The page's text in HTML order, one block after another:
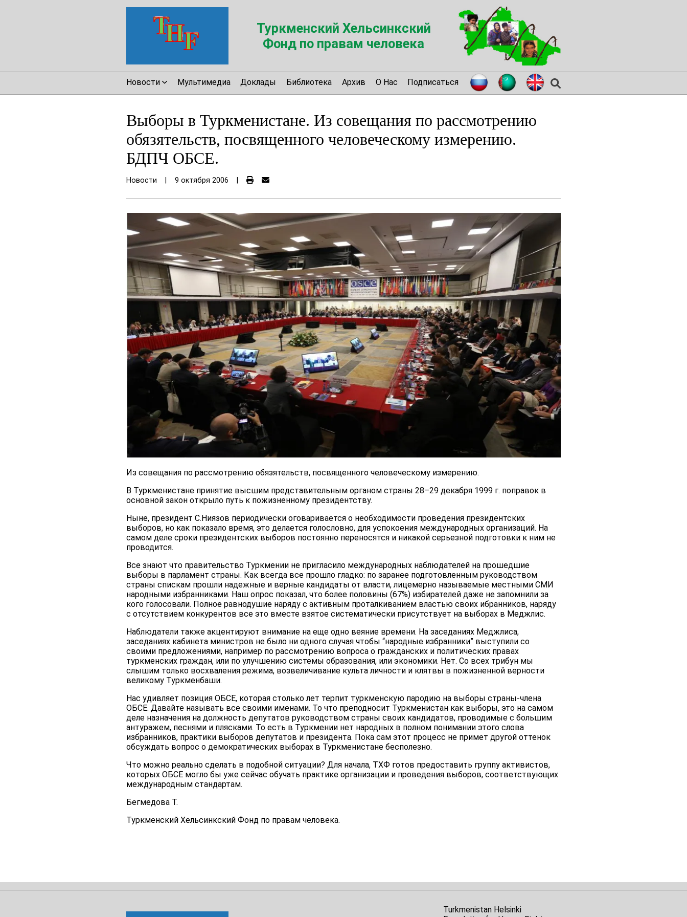
Туркменский Хельсинкский
Фонд по правам человека
Новости Мультимедиа Доклады Библиотека Архив О Нас Подписаться
Выборы в Туркменистане. Из совещания по рассмотрению
обязятельств, посвященного человеческому измерению.
БДПЧ ОБСЕ.
Новости 9 октября 2006
Из совещания по рассмотрению обязятельств, посвященного человеческому измерению.
В Туркменистане принятие высшим представительным органом страны 28–29 декабря 1999 г. поправок в
основной закон открыло путь к пожизненному президентству.
Ныне, президент С.Ниязов периодически оговаривается о необходимости проведения президентских
выборов, но как показало время, это делается голословно, для успокоения международных организаций. На
самом деле сроки президентских выборов постоянно переносятся и никакой серьезной подготовки к ним не
проводится.
Все знают что правительство Туркмении не пригласило международных наблюдателей на прошедшие
выборы в парламент страны. Как всегда все прошло гладко: по заранее подготовленным руководством
страны спискам прошли надежные и верные кандидаты от власти, лицемерно называемые местными СМИ
народными избранниками. Наш опрос показал, что более половины (67%) избирателей даже не запомнили за
кого голосовали. Полное равнодушие наряду с активным проталкиванием властью своих ибранников, наряду
с отсутствием конкурентов все это вместе взятое систематически присутствует на выборах в Меджлис.
Наблюдатели также акцентируют внимание на еще одно веяние времени. На заседаниях Меджлиса,
заседаниях кабинета министров не было ни одного случая чтобы “народные избранники” выступили со
своими предложениями, например по рассмотрению вопроса о гражданских и политических правах
туркменских граждан, или по улучшению системы образования, или экономики. Нет. Со всех трибун мы
слышим только восхваления режима, возвеличивание культа личности и клятвы в пожизненной верности
великому Туркменбаши.
Нас удивляет позиция ОБСЕ, которая столько лет терпит туркменскую пародию на выборы страны-члена
ОБСЕ. Давайте называть все своими именами. То что преподносит Туркменистан как выборы, это на самом
деле назначения на должность депутатов руководством страны своих кандидатов, проводимые с большим
антуражем, песнями и плясками. То есть в Туркмении нет народных в полном понимании этого слова
избранников, практики выборов депутатов и президента. Пока сам этот процесс не примет другой оттенок
обсуждать вопрос о демократических выборах в Туркменистане бесполезно.
Что можно реально сделать в подобной ситуации? Для начала, ТХФ готов предоставить группу активистов,
которых ОБСЕ могло бы уже сейчас обучать практике организации и проведения выборов, соответствующих
международным стандартам.
Бегмедова Т.
Туркменский Хельсинкский Фонд по правам человека.
Turkmenistan Helsinki